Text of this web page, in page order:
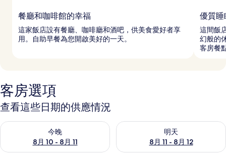
餐廳和咖啡館的幸福
這家飯店設有餐廳、咖啡廳和酒吧，供美食愛好者享
用。自助早餐為您開啟美好的一天。
優質睡
這間飯
幻般的
客房餐
客房選項
查看這些日期的供應情況
今晚
8月 10 - 8月 11
查看今晚 (8月 10 - 8月 11) 的供應情況
明天
8月 11 - 8月 12
查看明天 (8月 11 - 8月 12) 的供